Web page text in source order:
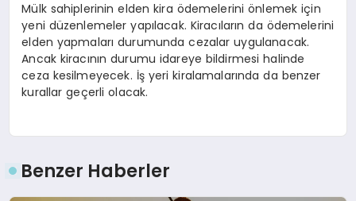
Mülk sahiplerinin elden kira ödemelerini önlemek için
yeni düzenlemeler yapılacak. Kiracıların da ödemelerini
elden yapmaları durumunda cezalar uygulanacak.
Ancak kiracının durumu idareye bildirmesi halinde
ceza kesilmeyecek. İş yeri kiralamalarında da benzer
kurallar geçerli olacak.
Benzer Haberler